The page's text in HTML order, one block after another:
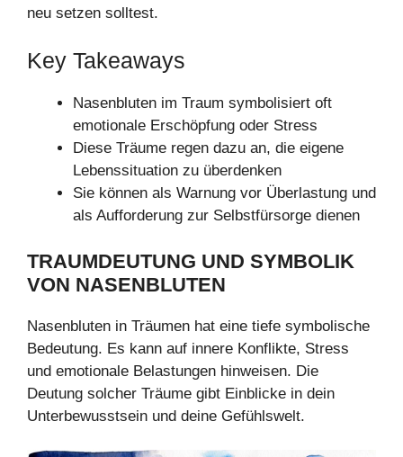
neu setzen solltest.
Key Takeaways
Nasenbluten im Traum symbolisiert oft
emotionale Erschöpfung oder Stress
Diese Träume regen dazu an, die eigene
Lebenssituation zu überdenken
Sie können als Warnung vor Überlastung und
als Aufforderung zur Selbstfürsorge dienen
TRAUMDEUTUNG UND SYMBOLIK
VON NASENBLUTEN
Nasenbluten in Träumen hat eine tiefe symbolische
Bedeutung. Es kann auf innere Konflikte, Stress
und emotionale Belastungen hinweisen. Die
Deutung solcher Träume gibt Einblicke in dein
Unterbewusstsein und deine Gefühlswelt.